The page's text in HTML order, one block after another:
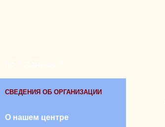
СВЕДЕНИЯ ОБ ОРГАНИЗАЦИИ
О нашем центре